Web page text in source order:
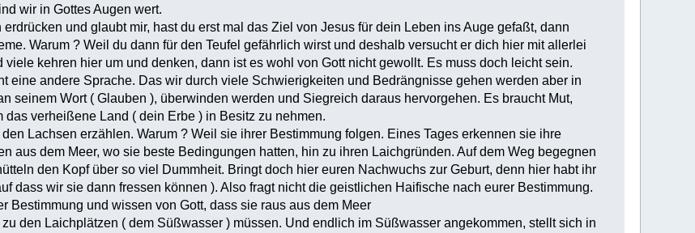
wir in Gottes Augen wert.
und glaubt mir, hast du erst mal das Ziel von Jesus für dein Leben ins Auge gefaßt, dann
Warum ? Weil du dann für den Teufel gefährlich wirst und deshalb versucht er dich hier mit allerlei
viele kehren hier um und denken, dann ist es wohl von Gott nicht gewollt. Es muss doch leicht sein.
eine andere Sprache. Das wir durch viele Schwierigkeiten und Bedrängnisse gehen werden aber in
seinem Wort ( Glauben ), überwinden werden und Siegreich daraus hervorgehen. Es braucht Mut,
das verheißene Land ( dein Erbe ) in Besitz zu nehmen.
Lachsen erzählen. Warum ? Weil sie ihrer Bestimmung folgen. Eines Tages erkennen sie ihre
aus dem Meer, wo sie beste Bedingungen hatten, hin zu ihren Laichgründen. Auf dem Weg begegnen
den Kopf über so viel Dummheit. Bringt doch hier euren Nachwuchs zur Geburt, denn hier habt ihr
dass wir sie dann fressen können ). Also fragt nicht die geistlichen Haifische nach eurer Bestimmung.
Bestimmung und wissen von Gott, dass sie raus aus dem Meer
den Laichplätzen ( dem Süßwasser ) müssen. Und endlich im Süßwasser angekommen, stellt sich in